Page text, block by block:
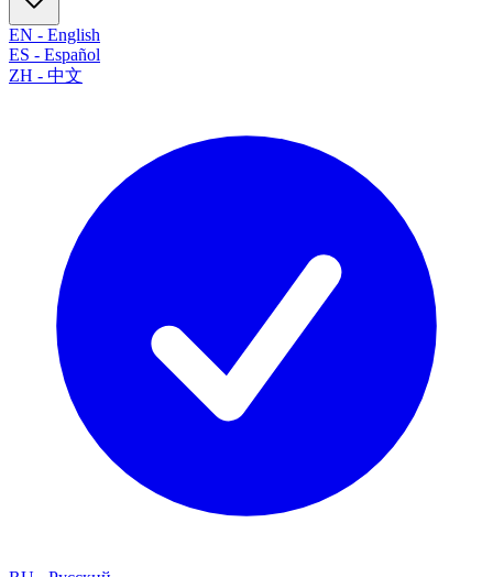
EN - English
ES - Español
ZH - 中文